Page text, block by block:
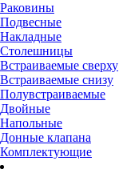
Раковины
Подвесные
Накладные
Столешницы
Встраиваемые сверху
Встраиваемые снизу
Полувстраиваемые
Двойные
Напольные
Донные клапана
Комплектующие